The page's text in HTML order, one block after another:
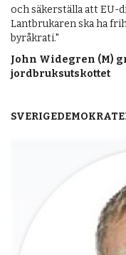
och säkerställa att EU-
Lantbrukaren ska ha
byråkrati."
John Widegren (M)
jordbruksutskottet